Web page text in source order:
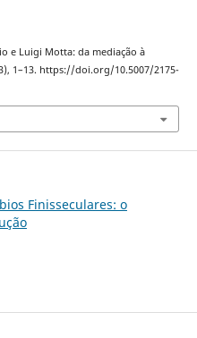
e Luigi Motta: da mediação à
1–13. https://doi.org/10.5007/2175-
Finisseculares: o